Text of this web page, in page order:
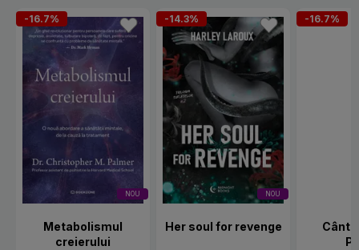
NOU
-16.7%
Metabolismul
creierului
NOU
-14.3%
Her soul for revenge
-16.7%